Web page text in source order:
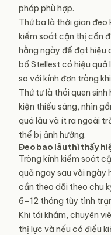
pháp phù hợp.
Thứ ba là thời gian đeo
kiểm soát cận thị cần
hằng ngày để đạt hiệu
bố Stellest có hiệu
so với kính đơn tròng
Thứ tư là thói quen
kiện thiếu sáng, nhìn
quá lâu và ít ra ngoài
thể bị ảnh hưởng.
Đeo bao lâu thì thấy
Tròng kính kiểm soát
quả ngay sau vài ngày
cần theo dõi theo chu
6–12 tháng tùy tình
Khi tái khám, chuyên
thị lực và nếu có điều